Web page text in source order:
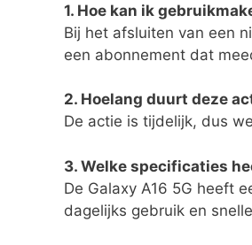
1. Hoe kan ik
Bij het afsluiten van een
een abonnement dat
2. Hoelang duurt deze
De actie is tijdelijk, dus
3. Welke specificaties
De Galaxy A16 5G heeft
dagelijks gebruik en